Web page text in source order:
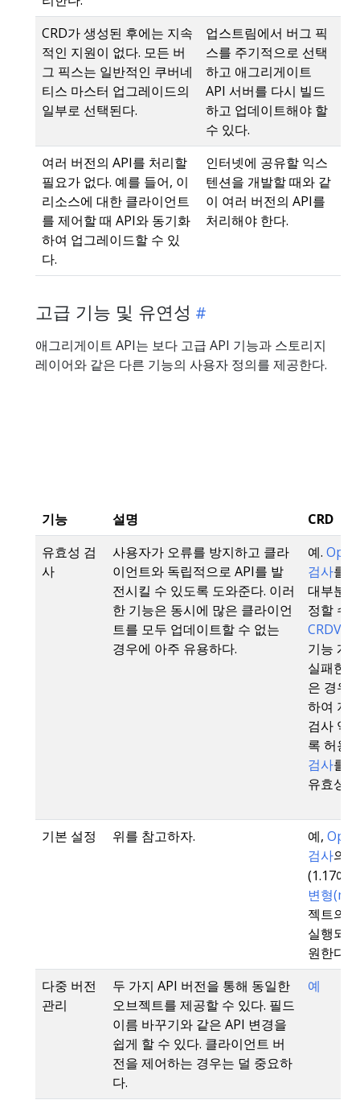
CRD가 생성된 후에는 지속
적인 지원이 없다. 모든 버
그 픽스는 일반적인 쿠버네
티스 마스터 업그레이드의
일부로 선택된다.
업스트림에서 버그 픽
스를 주기적으로 선택
하고 애그리게이트
API 서버를 다시 빌드
하고 업데이트해야 할
수 있다.
여러 버전의 API를 처리할
필요가 없다. 예를 들어, 이
리소스에 대한 클라이언트
를 제어할 때 API와 동기화
하여 업그레이드할 수 있
다.
인터넷에 공유할 익스
텐션을 개발할 때와 같
이 여러 버전의 API를
처리해야 한다.
고급 기능 및 유연성
애그리게이트 API는 보다 고급 API 기능과 스토리지
레이어와 같은 다른 기능의 사용자 정의를 제공한다.
기능 설명
CRD
유효성 검
사
사용자가 오류를 방지하고 클라
이언트와 독립적으로 API를 발
전시킬 수 있도록 도와준다. 이러
한 기능은 동시에 많은 클라이언
트를 모두 업데이트할 수 없는
경우에 아주 유용하다.
예.
검사를
대부분
정할 수
기능 게
실패한
은 경우
하여 지
검사 역
록 허용
검사를
유효성
기본 설정 위를 참고하자. 예,
검사의
(1.17에
변형
젝트의
실행되
원한다.
다중 버전
관리
두 가지 API 버전을 통해 동일한
오브젝트를 제공할 수 있다. 필드
이름 바꾸기와 같은 API 변경을
쉽게 할 수 있다. 클라이언트 버
전을 제어하는 경우는 덜 중요하
다.
예